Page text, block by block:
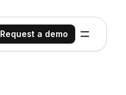
Request a demo